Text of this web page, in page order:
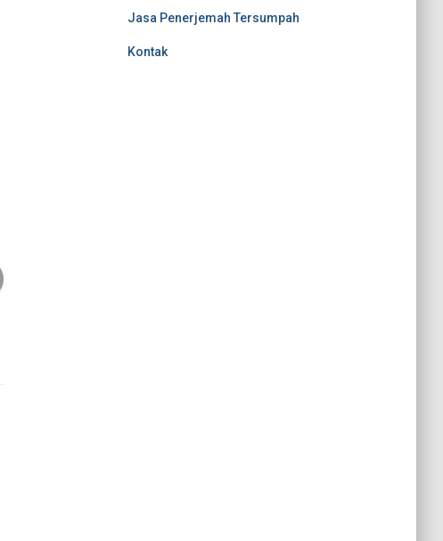
Jasa Penerjemah Tersumpah
Kontak